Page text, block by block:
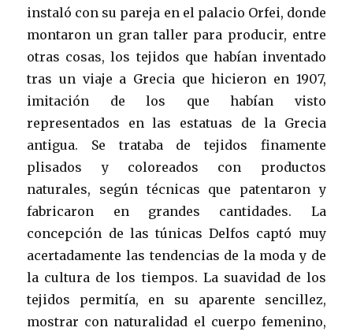
instaló con su pareja en el palacio Orfei, donde
montaron un gran taller para producir, entre
otras cosas, los tejidos que habían inventado
tras un viaje a Grecia que hicieron en 1907,
imitación de los que habían visto
representados en las estatuas de la Grecia
antigua. Se trataba de tejidos finamente
plisados y coloreados con productos
naturales, según técnicas que patentaron y
fabricaron en grandes cantidades. La
concepción de las túnicas Delfos captó muy
acertadamente las tendencias de la moda y de
la cultura de los tiempos. La suavidad de los
tejidos permitía, en su aparente sencillez,
mostrar con naturalidad el cuerpo femenino,